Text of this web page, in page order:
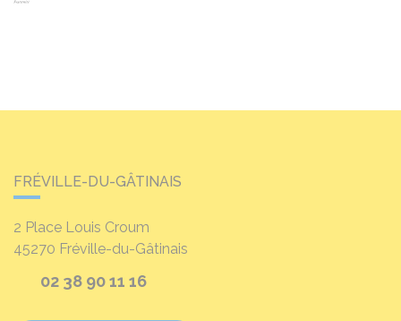
FRÉVILLE-DU-GÂTINAIS
2 Place Louis Croum
45270 Fréville-du-Gâtinais
02 38 90 11 16